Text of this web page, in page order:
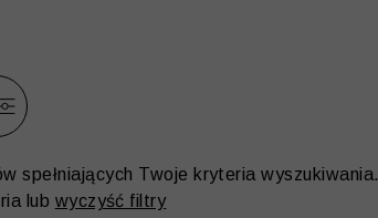
spełniających Twoje kryteria wyszukiwania.
lub wyczyść filtry